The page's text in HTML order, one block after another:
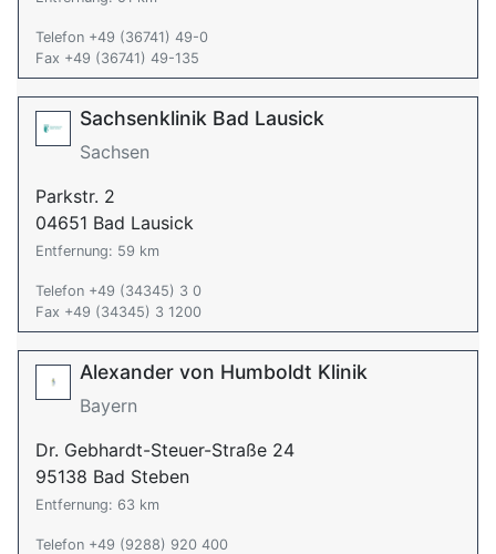
Telefon +49 (36741) 49-0
Fax +49 (36741) 49-135
Sachsenklinik Bad Lausick
Sachsen
Parkstr. 2
04651 Bad Lausick
Entfernung: 59 km
Telefon +49 (34345) 3 0
Fax +49 (34345) 3 1200
Alexander von Humboldt Klinik
Bayern
Dr. Gebhardt-Steuer-Straße 24
95138 Bad Steben
Entfernung: 63 km
Telefon +49 (9288) 920 400